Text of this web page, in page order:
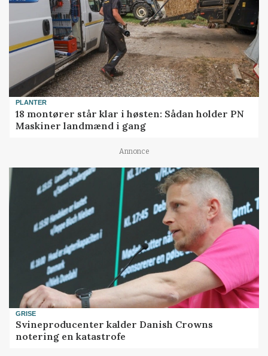
PLANTER
18 montører står klar i høsten: Sådan holder PN
Maskiner landmænd i gang
Annonce
GRISE
Svineproducenter kalder Danish Crowns
notering en katastrofe